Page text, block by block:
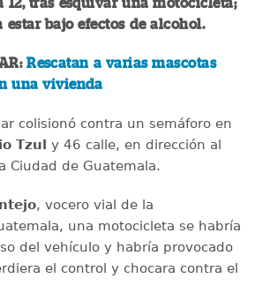
12, tras esquivar una motocicleta;
bajo efectos de alcohol.
Rescatan a varias mascotas
una vivienda
colisionó contra un semáforo en
Tzul
y 46 calle, en dirección al
Ciudad de Guatemala.
, vocero vial de la
una motocicleta se habría
del vehículo y habría provocado
el control y chocara contra el